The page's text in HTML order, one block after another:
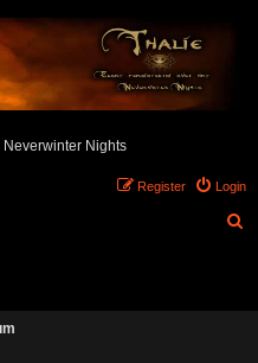
Neverwinter Nights
Login
Register